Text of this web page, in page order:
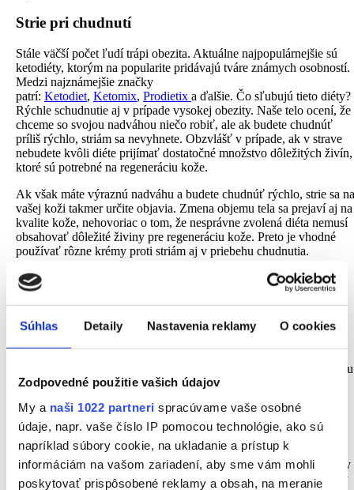
Súhlas Detaily Nastavenia reklamy O cookies
Zodpovedné použitie vašich údajov
My a naši 1022 partneri spracúvame vaše osobné
údaje, napr. vaše číslo IP pomocou technológie, ako sú
napríklad súbory cookie, na ukladanie a prístup k
informáciám na vašom zariadení, aby sme vám mohli
poskytovať prispôsobené reklamy a obsah, na meranie
Strie pri chudnutí
Stále väčší počet ľudí trápi obezita. Aktuálne najpopulárnejšie sú
ketodiéty, ktorým na popularite pridávajú tváre známych osobností.
Medzi najznámejšie značky
patrí: Ketodiet, Ketomix, Prodietix a ďalšie. Čo sľubujú tieto diéty?
Rýchle schudnutie aj v prípade vysokej obezity. Naše telo ocení, že
chceme so svojou nadváhou niečo robiť, ale ak budete chudnúť
príliš rýchlo, striám sa nevyhnete. Obzvlášť v prípade, ak v strave
nebudete kvôli diéte prijímať dostatočné množstvo dôležitých živín,
ktoré sú potrebné na regeneráciu kože.
Ak však máte výraznú nadváhu a budete chudnúť rýchlo, strie sa na
vašej koži takmer určite objavia. Zmena objemu tela sa prejaví aj na
kvalite kože, nehovoriac o tom, že nesprávne zvolená diéta nemusí
obsahovať dôležité živiny pre regeneráciu kože. Preto je vhodné
používať rôzne krémy proti striám aj v priebehu chudnutia.
Strie u mužov
takými hormonálnymi zmenami ako ženy, ale na druhej strane ich
liečba strií u mužov dlhodobejšia záležitosť. Strie vzniknú z dôvodu
prudkej zmeny, či už náhle nabratie svalov, pribratie, ale aj prudké
Odstránenie strií
Pri striách platí, že čím skôr ich začnete riešiť, tým lepšie vyhliadky
na ich zmiernenie až odstránenie dosiahnete. Hydratáciou pokožky